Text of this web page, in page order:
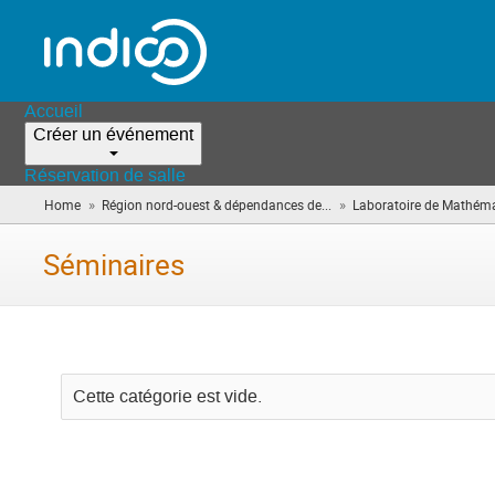
Accueil
Créer un événement
Réservation de salle
Home » Région nord-ouest & dépendances de... » Laboratoire de
Séminaires
Cette catégorie est vide.